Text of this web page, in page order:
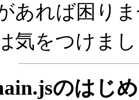
あれば困り
気をつけま
のはじ